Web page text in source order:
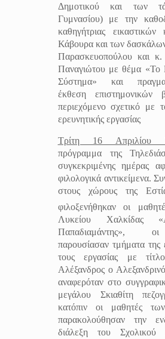
Δημοτικού και των
Γυμνασίου) με την
καθηγήτριας
Κάβουρα και των
Παρασκευοπούλου και κ.
Παναγιώτου με θέμα «Το
Σύστημα» και
έκθεση επιστημονικών
περιεχόμενο σχετικό με
ερευνητικής εργασίας
Τρίτη 16 Απριλίου
πρόγραμμα της
συγκεκριμένης ημέρας
φιλολογικά αντικείμενα.
στους χώρους της
φιλοξενήθηκαν οι
Λυκείου Χαλκίδας
Παπαδιαμάντης»,
παρουσίασαν τμήματα της
τους εργασίας με
Αλέξανδρος ο
αναφερόταν στο
μεγάλου Σκιαθίτη
κατόπιν οι μαθητές
παρακολούθησαν την
διάλεξη του Σχολικού